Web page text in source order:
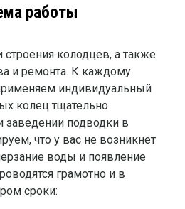
работы
колодцев, а также
и ремонта. К каждому
индивидуальный
колец тщательно
заведении подводки в
что у вас не возникнет
воды и появление
грамотно и в
сроки: